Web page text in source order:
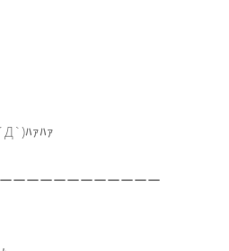
ﾊｧﾊｧ
ーーーーーーーーーーー